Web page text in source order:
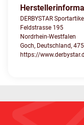
DERBYSTAR
Feldstrasse 195
Nordrhein-Westfalen
Goch, Deutschland,
https://